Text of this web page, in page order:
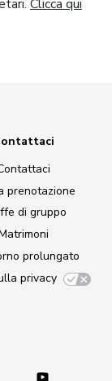
Clicca qui
prenotazione
di gruppo
prolungato
privacy